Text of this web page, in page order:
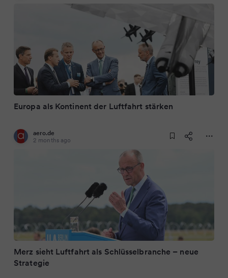
Europa als Kontinent der Luftfahrt stärken
aero.de
2 months ago
Merz sieht Luftfahrt als Schlüsselbranche – neue
Strategie